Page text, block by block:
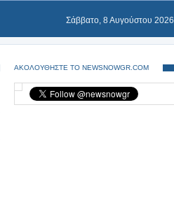
Σάββατο, 8 Αυγούστου 2026
ΑΚΟΛΟΥΘΗΣΤΕ ΤΟ NEWSNOWGR.COM